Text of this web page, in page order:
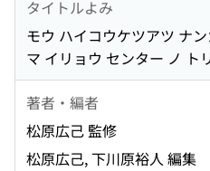
タイトルよみ
モウ ハイコウケツアツ ナ
マ イリョウ センター ノ ト
著者・編者
松原広己 監修
松原広己, 下川原裕人 編集